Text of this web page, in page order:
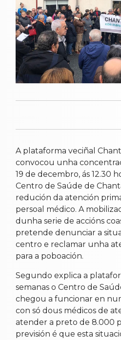
A plataforma veciñal
convocou unha
19 de decembro, ás 12.30
Centro de Saúde de
redución da atención
persoal médico. A
dunha serie de accións
pretende denunciar a
centro e reclamar unha
para a poboación.
Segundo explica a
semanas o Centro de
chegou a funcionar en
con só dous médicos de
atender a preto de 8.000
previsión é que esta